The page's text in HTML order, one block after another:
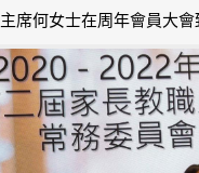
主席何女士在周年會員大會